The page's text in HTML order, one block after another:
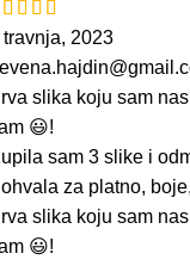
travnja, 2023
slika koju sam
😃!
sam 3 slike i
za platno, boje,
slika koju sam
😃!